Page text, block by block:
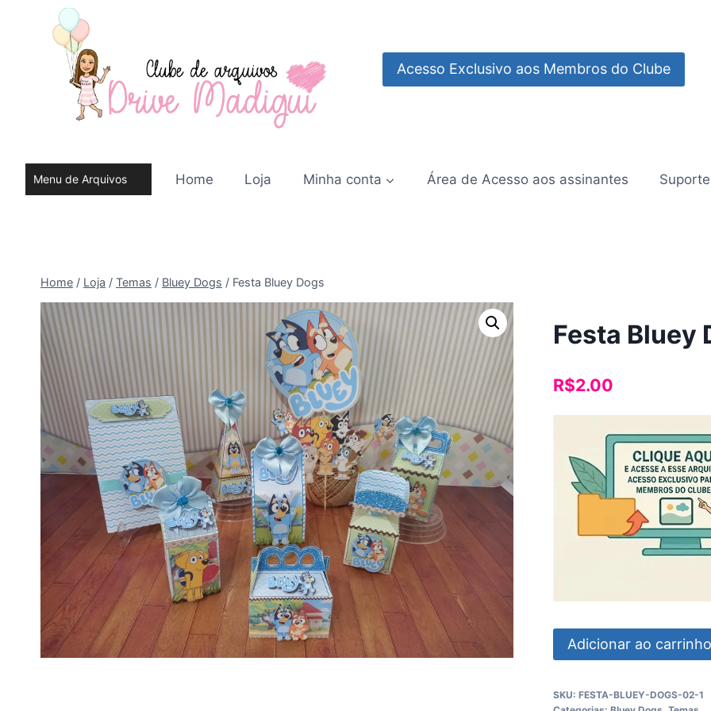
Acesso Exclusivo aos Membros do Clube
Menu de Arquivos Home Loja Minha conta Área de Acesso aos assinantes Suporte
Home / Loja / Temas / Bluey Dogs / Festa Bluey Dogs
Festa Bluey
R$2.00
Festa
Bluey
quantidade
Adicionar ao carrinho
SKU: FESTA-BLUEY-DOGS-02-1